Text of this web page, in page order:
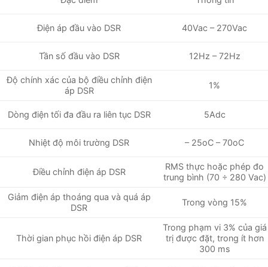
Điện áp đầu vào DSR 40Vac – 270Vac
Tần số đầu vào DSR 12Hz – 72Hz
Độ chính xác của bộ điều chỉnh điện
áp DSR
1%
Dòng điện tối đa đầu ra liên tục DSR 5Adc
Nhiệt độ môi trường DSR – 25oC – 70oC
Điều chỉnh điện áp DSR
RMS thực hoặc phép đo
trung bình (70 ÷ 280 Vac)
Giảm điện áp thoáng qua và quá áp
DSR
Trong vòng 15%
Thời gian phục hồi điện áp DSR
Trong phạm vi 3% của giá
trị được đặt, trong ít hơn
300 ms